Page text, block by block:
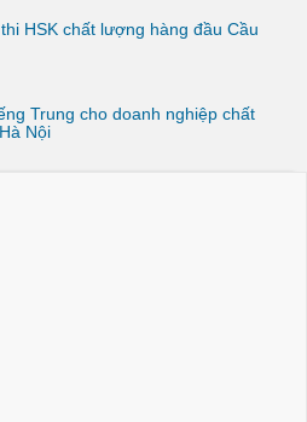
HSK chất lượng hàng đầu Cầu
Trung cho doanh nghiệp chất
Nội